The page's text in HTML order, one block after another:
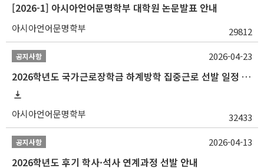
[2026-1] 아시아언어문명학부 대학원 논문발표 안내
아시아언어문명학부 29812
공지사항
2026학년도 국가근로장학금 하계방학 집중근로 선발 일정 안내
아시아언어문명학부 32433
2026-04-23
공지사항
2026학년도 후기 학사·석사 연계과정 선발 안내
2026-04-13